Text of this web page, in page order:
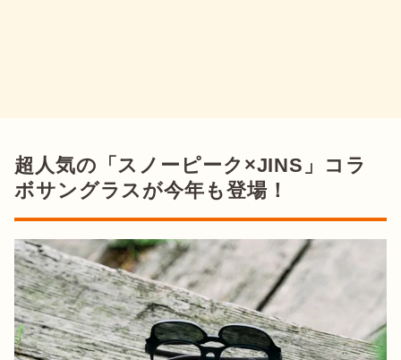
超人気の「スノーピーク×JINS」コラ
ボサングラスが今年も登場！